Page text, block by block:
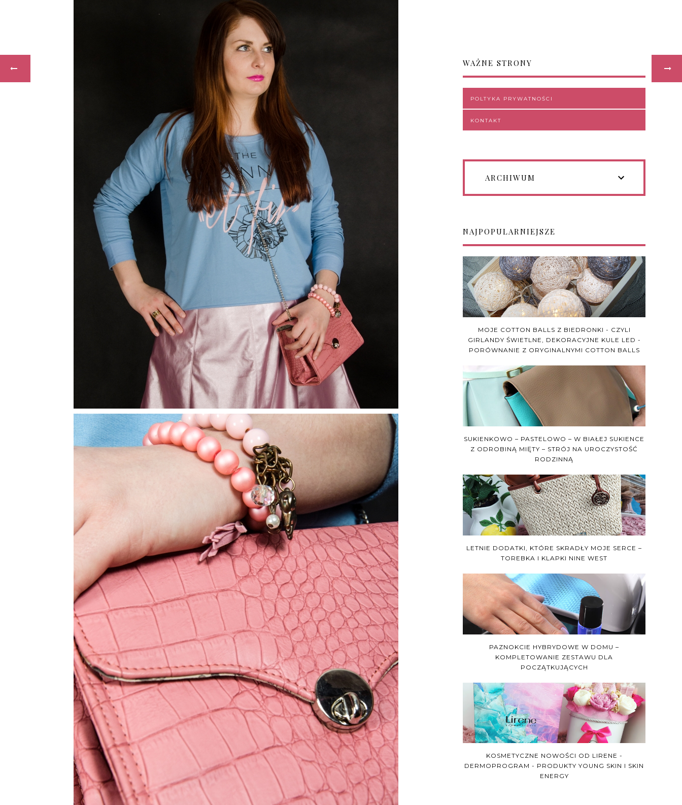
WAŻNE STRONY
POLTYKA PRYWATNOŚCI
KONTAKT
ARCHIWUM
NAJPOPULARNIEJSZE
MOJE COTTON BALLS Z BIEDRONKI - CZYLI
GIRLANDY ŚWIETLNE, DEKORACYJNE KULE LED -
PORÓWNANIE Z ORYGINALNYMI COTTON BALLS
SUKIENKOWO – PASTELOWO – W BIAŁEJ SUKIENCE
Z ODROBINĄ MIĘTY – STRÓJ NA UROCZYSTOŚĆ
RODZINNĄ
LETNIE DODATKI, KTÓRE SKRADŁY MOJE SERCE –
TOREBKA I KLAPKI NINE WEST
PAZNOKCIE HYBRYDOWE W DOMU –
KOMPLETOWANIE ZESTAWU DLA
POCZĄTKUJĄCYCH
KOSMETYCZNE NOWOŚCI OD LIRENE -
DERMOPROGRAM - PRODUKTY YOUNG SKIN I SKIN
ENERGY